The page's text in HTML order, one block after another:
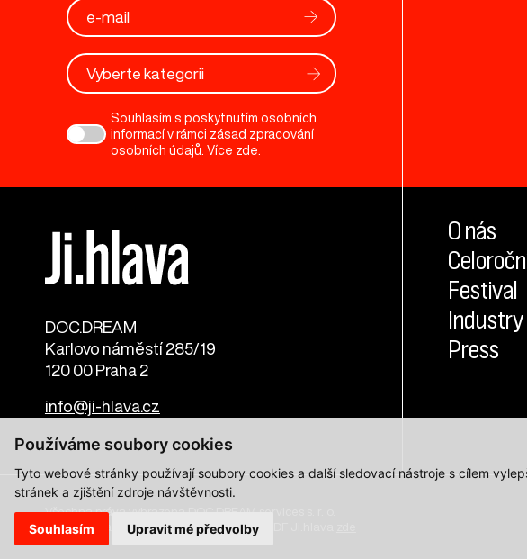
Používáme soubory cookies
Tyto webové stránky používají soubory cookies a další sledovací nástroje s cílem
stránek a zjištění zdroje návštěvnosti.
Souhlasím Upravit mé předvolby
Vyberte kategorii
Souhlasím s poskytnutím osobních
informací v rámci zásad zpracování
osobních údajů. Více zde.
DOC.DREAM​
Karlovo náměstí 285/19
120 00 Praha 2
info@ji-hlava.cz
O nás
Festival
Industry
Press
Všechna práva vyhrazena DOC.DREAM services s. r. o.
Zásady zpracování osobních údajů pro MFDF Ji.hlava